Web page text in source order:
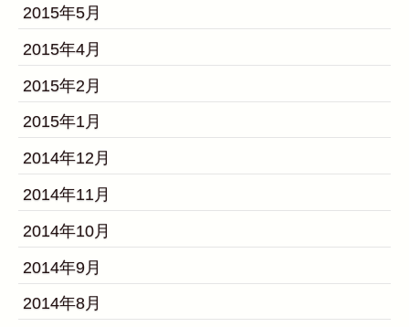
2015年5月
2015年4月
2015年2月
2015年1月
2014年12月
2014年11月
2014年10月
2014年9月
2014年8月